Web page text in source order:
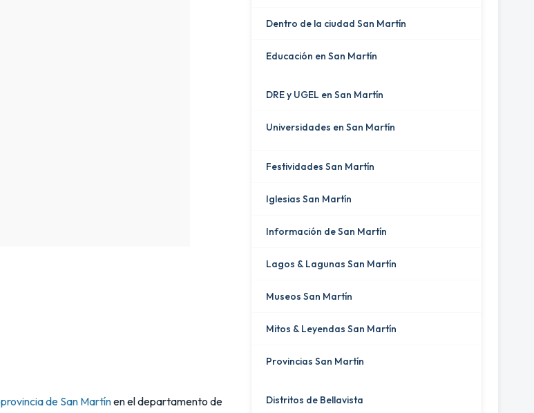
provincia de San Martínen el departamento de
Dentro de la ciudad San Martín
Educación en San Martín
DRE y UGEL en San Martín
Universidades en San Martín
Festividades San Martín
Iglesias San Martín
Información de San Martín
Lagos & Lagunas San Martín
Museos San Martín
Mitos & Leyendas San Martín
Provincias San Martín
Distritos de Bellavista